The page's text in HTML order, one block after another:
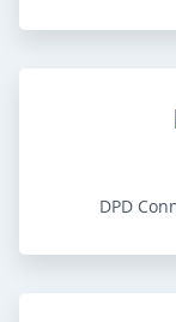
DPD